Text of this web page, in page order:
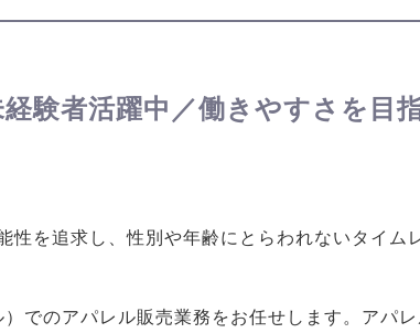
験者活躍中／働きやすさを目
を追求し、性別や年齢にとらわれないタイム
でのアパレル販売業務をお任せします。アパ